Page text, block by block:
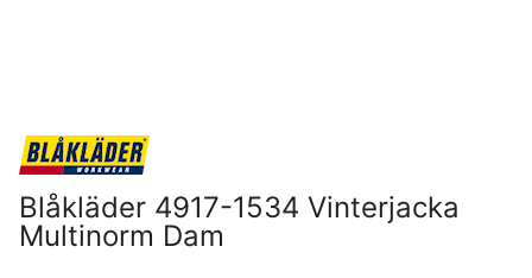
Blåkläder 4917-1534 Vinterjacka
Multinorm Dam